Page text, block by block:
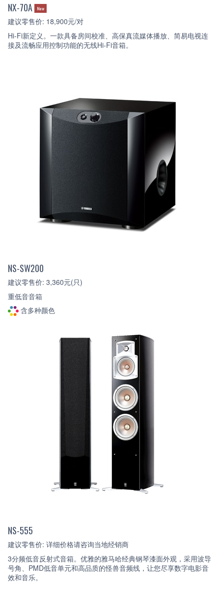
NX-70A New
建议零售价: 18,900元/对
Hi-Fi新定义。一款具备房间校准、高保真流媒体播放、简易电视连
接及流畅应用控制功能的无线Hi-Fi音箱。
NS-SW200
建议零售价: 3,360元(只)
重低音音箱
含多种颜色
NS-555
建议零售价: 详细价格请咨询当地经销商
3分频低音反射式音箱。优雅的雅马哈经典钢琴漆面外观，采用波导
号角、PMD低音单元和高品质的怪兽音频线，让您尽享数字电影音
效和音乐。